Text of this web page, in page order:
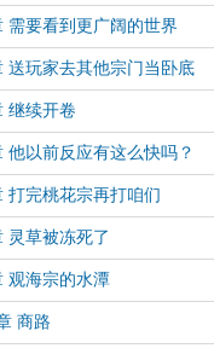
需要看到更广阔的世界
送玩家去其他宗门当卧底
继续开卷
他以前反应有这么快吗？
打完桃花宗再打咱们
灵草被冻死了
观海宗的水潭
商路